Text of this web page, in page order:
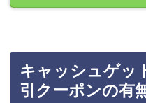
キャッシュゲッ
引クーポンの有